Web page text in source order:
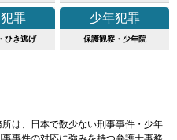
罪
ひき逃げ
少年犯罪
保護観察・少年院
は、日本で数少ない刑事事件・少年